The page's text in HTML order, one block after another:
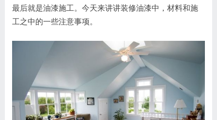
最后就是油漆施工。今天来讲讲装修油漆中，材料和施
工之中的一些注意事项。